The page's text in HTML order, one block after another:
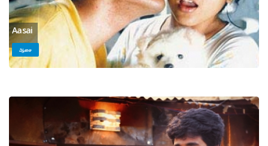
Aasai
ஆசை